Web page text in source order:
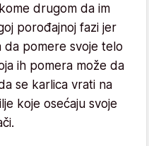
drugom da im
porođajnoj fazi jer
da pomere svoje telo
ih pomera može da
se karlica vrati na
koje osećaju svoje